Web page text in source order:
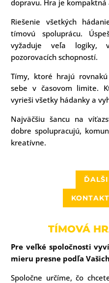
dopravu. Hra je
Riešenie všetkých
tímovú spoluprácu.
vyžaduje veľa logiky,
pozorovacích schopností.
Tímy, ktoré hrajú
sebe v časovom limite.
vyrieši všetky hádanky a
Najväčšiu šancu na
dobre spolupracujú,
kreatívne.
TÍMOVÁ
Pre veľké spoločnosti
mieru presne podľa
Spoločne určíme, čo